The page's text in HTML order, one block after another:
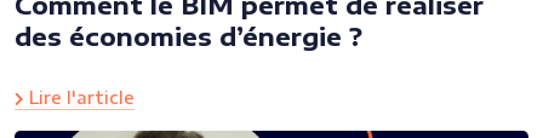
des économies d’énergie ?
Lire l'article